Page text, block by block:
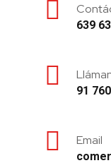
639
91
Email